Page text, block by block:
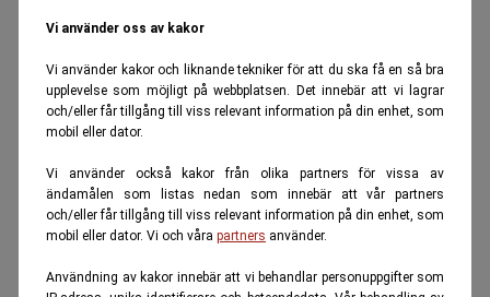
Vi använder oss av kakor
Vi använder kakor och liknande tekniker för att du ska få en så bra
upplevelse som möjligt på webbplatsen. Det innebär att vi lagrar
och/eller får tillgång till viss relevant information på din enhet, som
mobil eller dator.
Vi använder också kakor från olika partners för vissa av
ändamålen som listas nedan som innebär att vår partners
och/eller får tillgång till viss relevant information på din enhet, som
mobil eller dator. Vi och våra partners använder.
Användning av kakor innebär att vi behandlar personuppgifter som